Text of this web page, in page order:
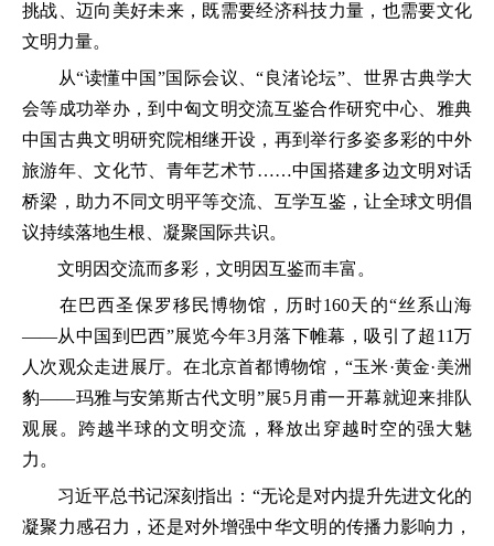
挑战、迈向美好未来，既需要经济科技力量，也需要文化
文明力量。
从“读懂中国”国际会议、“良渚论坛”、世界古典学大
会等成功举办，到中匈文明交流互鉴合作研究中心、雅典
中国古典文明研究院相继开设，再到举行多姿多彩的中外
旅游年、文化节、青年艺术节……中国搭建多边文明对话
桥梁，助力不同文明平等交流、互学互鉴，让全球文明倡
议持续落地生根、凝聚国际共识。
文明因交流而多彩，文明因互鉴而丰富。
在巴西圣保罗移民博物馆，历时160天的“丝系山海
——从中国到巴西”展览今年3月落下帷幕，吸引了超11万
人次观众走进展厅。在北京首都博物馆，“玉米·黄金·美洲
豹——玛雅与安第斯古代文明”展5月甫一开幕就迎来排队
观展。跨越半球的文明交流，释放出穿越时空的强大魅
力。
习近平总书记深刻指出：“无论是对内提升先进文化的
凝聚力感召力，还是对外增强中华文明的传播力影响力，